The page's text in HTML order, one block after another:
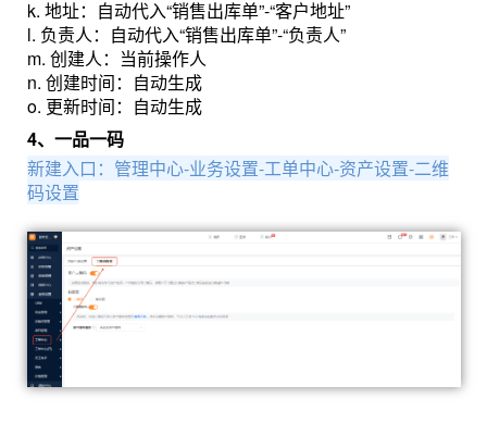
k. 地址：自动代入“销售出库单”-“客户地址”
l. 负责人：自动代入“销售出库单”-“负责人”
m. 创建人：当前操作人
n. 创建时间：自动生成
o. 更新时间：自动生成
4、一品一码
新建入口：管理中心-业务设置-工单中心-资产设置-二维
码设置